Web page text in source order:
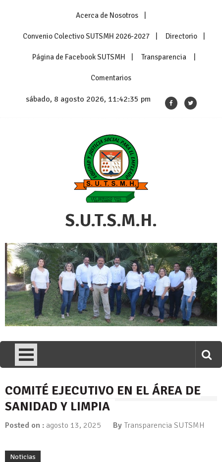
Acerca de Nosotros
Convenio Colectivo SUTSMH 2026-2027 Directorio
Página de Facebook SUTSMH Transparencia
Comentarios
sábado, 8 agosto 2026, 11:42:35 pm
S.U.T.S.M.H.
COMITÉ EJECUTIVO EN EL ÁREA DE
SANIDAD Y LIMPIA
Posted on : agosto 13, 2025 By Transparencia SUTSMH
Noticias